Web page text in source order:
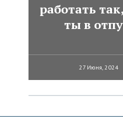
работать
ты в
27 Июня, 2024